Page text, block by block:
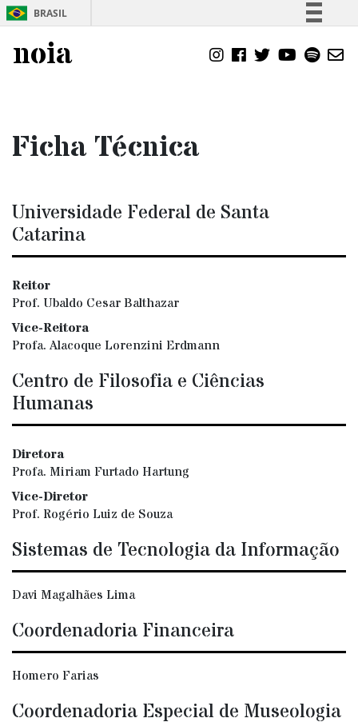
BRASIL
Comunica BR
noia
Ficha Técnica
Universidade Federal de Santa
Catarina
Reitor
Prof. Ubaldo Cesar Balthazar
Vice-Reitora
Profa. Alacoque Lorenzini Erdmann
Centro de Filosofia e Ciências
Humanas
Diretora
Profa. Miriam Furtado Hartung
Vice-Diretor
Prof. Rogério Luiz de Souza
Sistemas de Tecnologia da Informação
Davi Magalhães Lima
Coordenadoria Financeira
Homero Farias
Coordenadoria Especial de Museologia